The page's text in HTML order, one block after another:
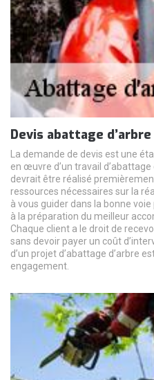
Devis abattage d’arbre
La demande de devis est une
en œuvre d’un travail d’abattage
devrait être réalisé
ressources nécessaires sur la
à vous guider dans la bonne
à la préparation du meilleur
Chaque client a le droit de
sans devoir payer un coût
d’un projet d’abattage d’arbre
engagement.